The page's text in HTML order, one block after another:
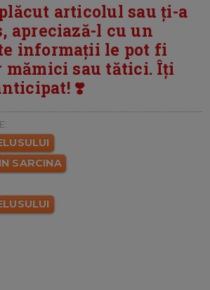
articolul sau ți-a
apreciază-l cu un
informații le pot fi
sau tătici. Îți
❣️
SARCINA